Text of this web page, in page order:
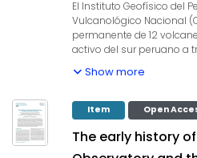
Sabancaya. Este informe
como un documento de
Plan de Contingencia
Sabancaya, el cual viene
municipalidades
El Instituto Geofísico del
Vulcanológico Nacional
permanente de 12
activo del sur peruano a
uno de los volcanes. La
reportes, boletines e
autoridades de los
toma de decisiones. En
evolución del actual
Show more
Item Open
The early history